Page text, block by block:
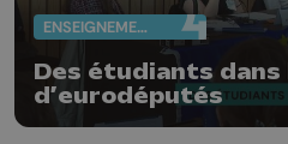
ENSEIGNEMENT
Des étudiants dans
d’eurodéputés